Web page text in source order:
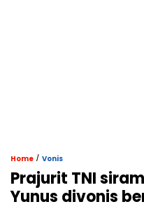
Home / Vonis
Prajurit TNI
Yunus divonis